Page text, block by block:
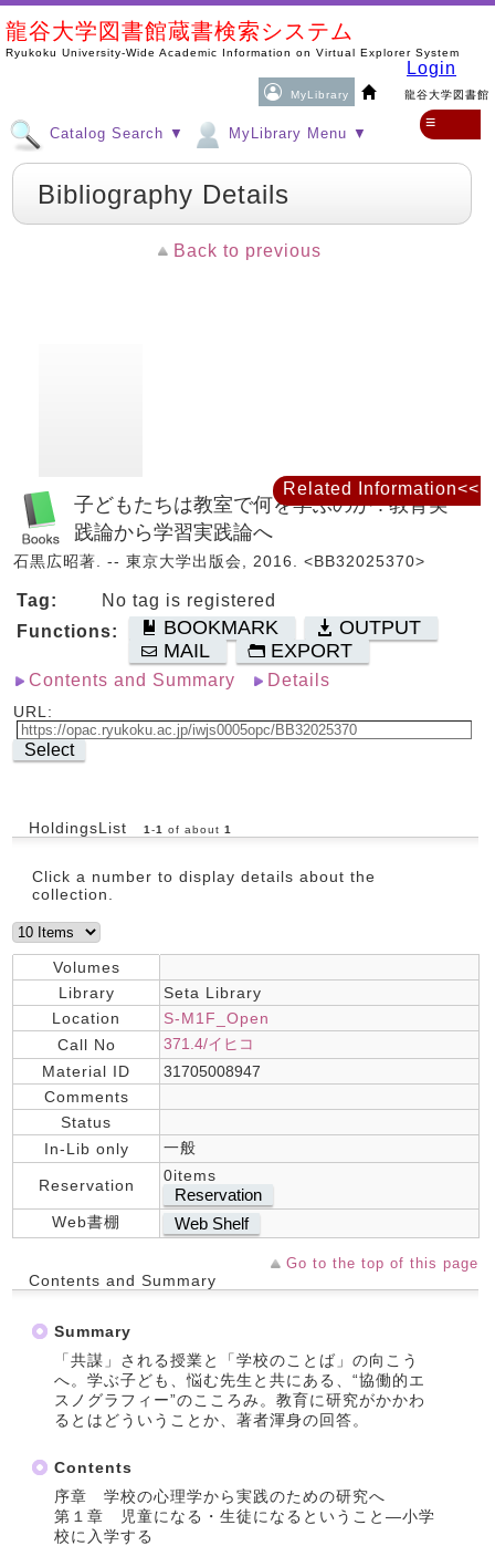
龍谷大学図書館蔵書検索システム
Ryukoku University-Wide Academic Information on Virtual Explorer System
MyLibrary 龍谷大学図書館
Login
Catalog Search ▼ MyLibrary Menu ▼
≡
Bibliography Details
Back to previous
子どもたちは教室で何を学ぶのか : 教育実
践論から学習実践論へ
石黒広昭著. -- 東京大学出版会, 2016. <BB32025370>
Tag:
No tag is registered
Functions:
BOOKMARK
OUTPUT
MAIL
EXPORT
Contents and Summary Details
URL:
Select
HoldingsList 1 -1 of about 1
Click a number to display details about the
collection.
Volumes
Library
Seta Library
Location
S-M1F_Open
Call No
371.4/イヒコ
Material ID
31705008947
Comments
Status
In-Lib only
一般
Reservation
0items
Reservation
Web書棚 Web Shelf
Go to the top of this page
Contents and Summary
Summary
「共謀」される授業と「学校のことば」の向こう
へ。学ぶ子ども、悩む先生と共にある、“協働的エ
スノグラフィー”のこころみ。教育に研究がかかわ
るとはどういうことか、著者渾身の回答。
Contents
序章 学校の心理学から実践のための研究へ
第１章 児童になる・生徒になるということ―小学
校に入学する
Related Information<<